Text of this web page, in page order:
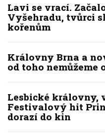
Lavi se vrací.
Vyšehradu, tvůrci
kořenům
Královny Brna a
od toho nemůžeme
Lesbické královny,
Festivalový hit
dorazí do kin